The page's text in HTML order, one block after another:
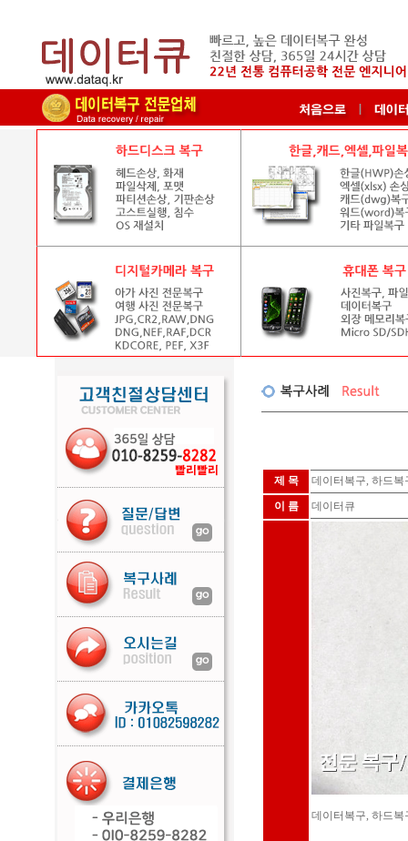
제 목
데이터복구, 하드복
이 름
데이터큐
데이터복구, 하드복